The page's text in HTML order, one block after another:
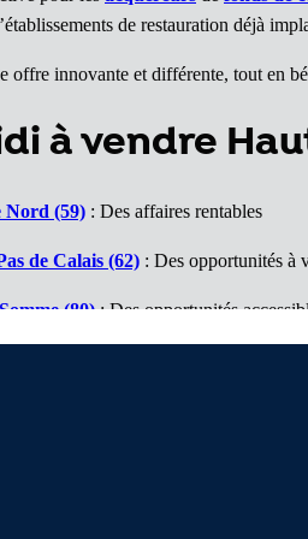
de restauration déjà
offre innovante et différente, tout en
à vendre
Nord (59) : Des affaires rentables
de Calais (62) : Des opportunités à
(80): Des opportunités